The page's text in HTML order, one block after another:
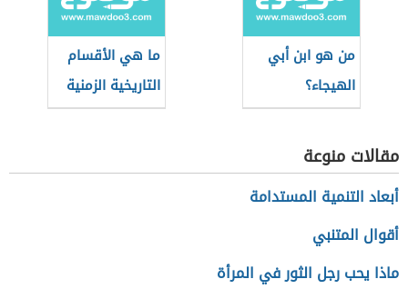
من هو ابن أبي
الهيجاء؟
ما هي الأقسام
التاريخية الزمنية
للعصر الحديث؟
مقالات منوعة
أبعاد التنمية المستدامة
أقوال المتنبي
ماذا يحب رجل الثور في المرأة